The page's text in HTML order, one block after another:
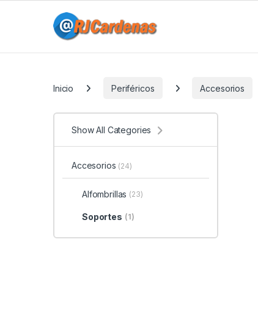
Inicio Periféricos Accesorios
Show All Categories
Accesorios (24)
Alfombrillas (23)
Soportes (1)